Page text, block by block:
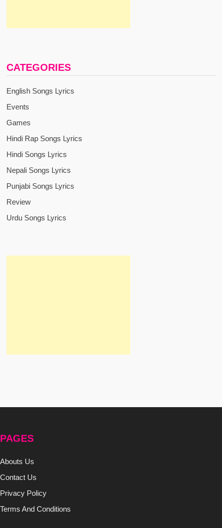
CATEGORIES
English Songs Lyrics
Events
Games
Hindi Rap Songs Lyrics
Hindi Songs Lyrics
Nepali Songs Lyrics
Punjabi Songs Lyrics
Review
Urdu Songs Lyrics
PAGES
Abouts Us
Contact Us
Privacy Policy
Terms And Conditions